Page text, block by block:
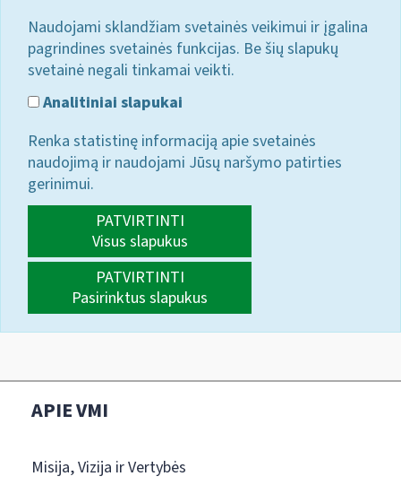
Naudojami sklandžiam svetainės veikimui ir įgalina
pagrindines svetainės funkcijas. Be šių slapukų
svetainė negali tinkamai veikti.
Analitiniai slapukai
Renka statistinę informaciją apie svetainės
naudojimą ir naudojami Jūsų naršymo patirties
gerinimui.
PATVIRTINTI
Visus slapukus
PATVIRTINTI
Pasirinktus slapukus
APIE VMI
Misija, Vizija ir Vertybės